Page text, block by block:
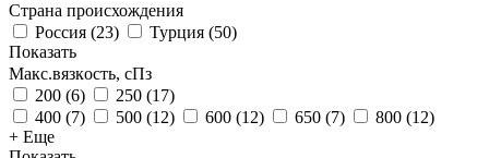
Страна происхождения
Россия (23) Турция (50)
Показать
Макс.вязкoсть, сПз
200 (6) 250 (17)
400 (7) 500 (12) 600 (12) 650 (7) 800 (12)
+ Еще